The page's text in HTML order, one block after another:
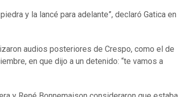
y la lancé para adelante”, declaró Gatica en
audios posteriores de Crespo, como el de
en que dijo a un detenido: “te vamos a